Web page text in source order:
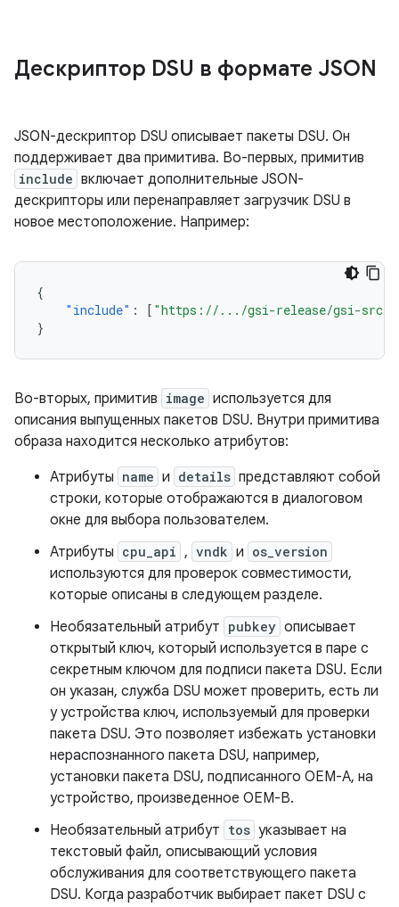
Дескриптор DSU в формате JSON
JSON-дескриптор DSU описывает пакеты DSU. Он
поддерживает два примитива. Во-первых, примитив
include включает дополнительные JSON-
дескрипторы или перенаправляет загрузчик DSU в
новое местоположение. Например:
{
"include" : [ "https://.../gsi-release/gsi-
}
Во-вторых, примитив image используется для
описания выпущенных пакетов DSU. Внутри примитива
образа находится несколько атрибутов:
Атрибуты name и details представляют собой
строки, которые отображаются в диалоговом
окне для выбора пользователем.
Атрибуты cpu_api , vndk и os_version
используются для проверок совместимости,
которые описаны в следующем разделе.
Необязательный атрибут pubkey описывает
открытый ключ, который используется в паре с
секретным ключом для подписи пакета DSU. Если
он указан, служба DSU может проверить, есть ли
у устройства ключ, используемый для проверки
пакета DSU. Это позволяет избежать установки
нераспознанного пакета DSU, например,
установки пакета DSU, подписанного OEM-A, на
устройство, произведенное OEM-B.
Необязательный атрибут tos указывает на
текстовый файл, описывающий условия
обслуживания для соответствующего пакета
DSU. Когда разработчик выбирает пакет DSU с